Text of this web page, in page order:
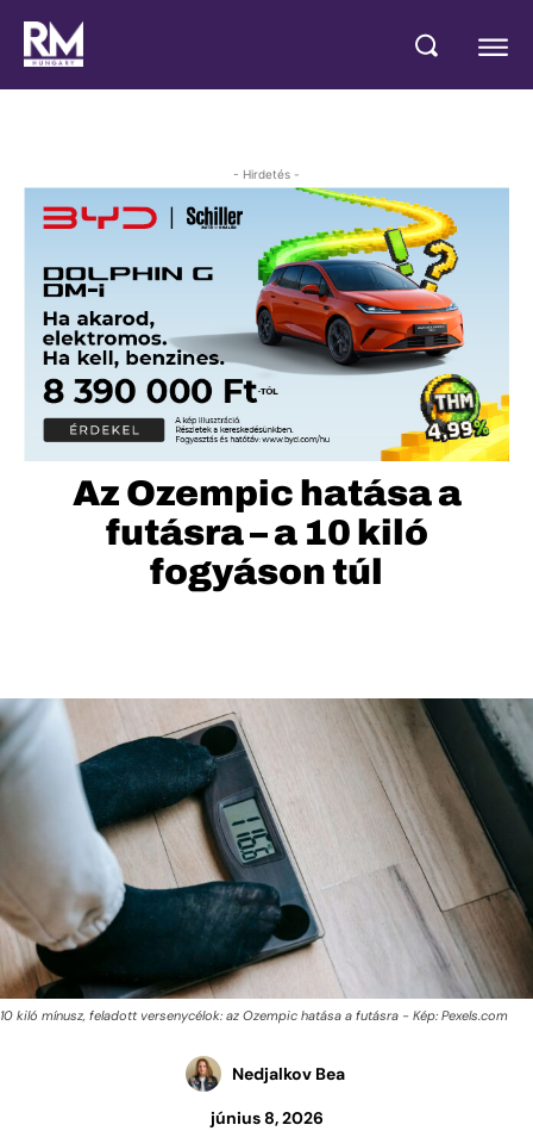
- Hirdetés -
Az Ozempic hatása a
futásra – a 10 kiló
fogyáson túl
10 kiló mínusz, feladott versenycélok: az Ozempic hatása a futásra - Kép: Pexels.com
Nedjalkov Bea
június 8, 2026